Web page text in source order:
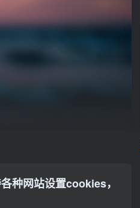
种网站设置cookies，